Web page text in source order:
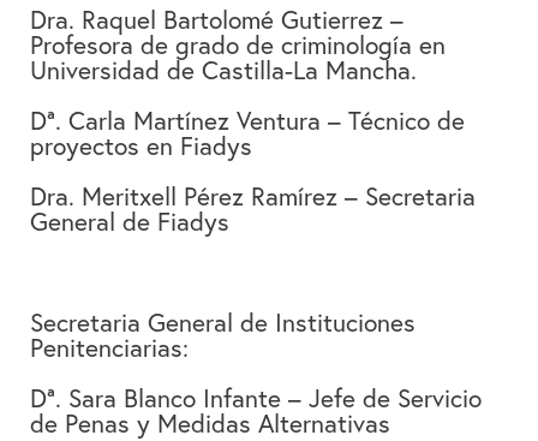
Dra. Raquel Bartolomé Gutierrez –
Profesora de grado de criminología en
Universidad de Castilla-La Mancha.
Dª. Carla Martínez Ventura – Técnico de
proyectos en Fiadys
Dra. Meritxell Pérez Ramírez – Secretaria
General de Fiadys
Secretaria General de Instituciones
Penitenciarias:
Dª. Sara Blanco Infante – Jefe de Servicio
de Penas y Medidas Alternativas